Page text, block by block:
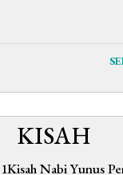
KISAH
1Kisah Nabi Yunus